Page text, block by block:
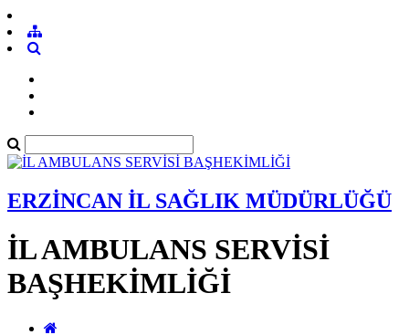
ERZİNCAN İL SAĞLIK MÜDÜRLÜĞÜ
İL AMBULANS SERVİSİ
BAŞHEKİMLİĞİ